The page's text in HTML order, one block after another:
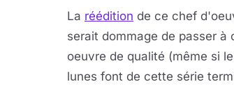
La réédition de ce chef
serait dommage de passer
oeuvre de qualité (même si
lunes font de cette série